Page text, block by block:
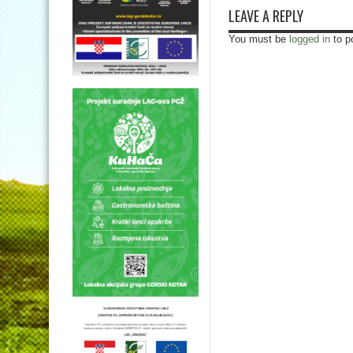
LEAVE A REPLY
You must be logged in to